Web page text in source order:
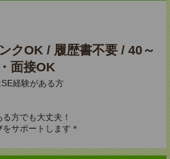
クOK / 履歴書不要 / 40～
面接OK
経験がある方
方でも大丈夫！
サポートします＊